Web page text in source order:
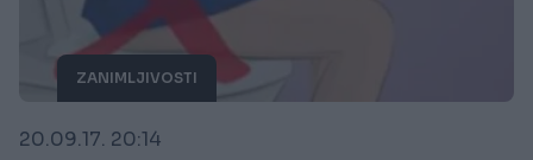
ZANIMLJIVOSTI
20.09.17. 20:14